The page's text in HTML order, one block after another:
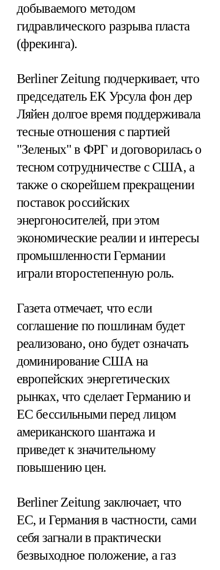
добываемого методом
гидравлического разрыва пласта
(фрекинга).
Berliner Zeitung подчеркивает, что
председатель ЕК Урсула фон дер
Ляйен долгое время поддерживала
тесные отношения с партией
"Зеленых" в ФРГ и договорилась о
тесном сотрудничестве с США, а
также о скорейшем прекращении
поставок российских
энергоносителей, при этом
экономические реалии и интересы
промышленности Германии
играли второстепенную роль.
Газета отмечает, что если
соглашение по пошлинам будет
реализовано, оно будет означать
доминирование США на
европейских энергетических
рынках, что сделает Германию и
ЕС бессильными перед лицом
американского шантажа и
приведет к значительному
повышению цен.
Berliner Zeitung заключает, что
ЕС, и Германия в частности, сами
себя загнали в практически
безвыходное положение, а газ